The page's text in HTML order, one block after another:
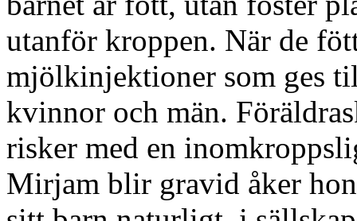
utanför kroppen. När de
mjölkinjektioner som ges
kvinnor och män.
risker med en
Mirjam blir gravid åker